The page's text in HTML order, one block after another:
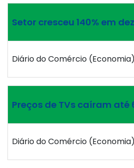
Setor cresceu 140% em
Diário do Comércio
Preços de TVs caíram até
Diário do Comércio